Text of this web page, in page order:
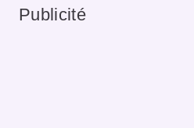
Publicité